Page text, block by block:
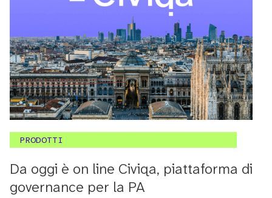
PRODOTTI
Da oggi è on line Civiqa, piattaforma di
governance per la PA